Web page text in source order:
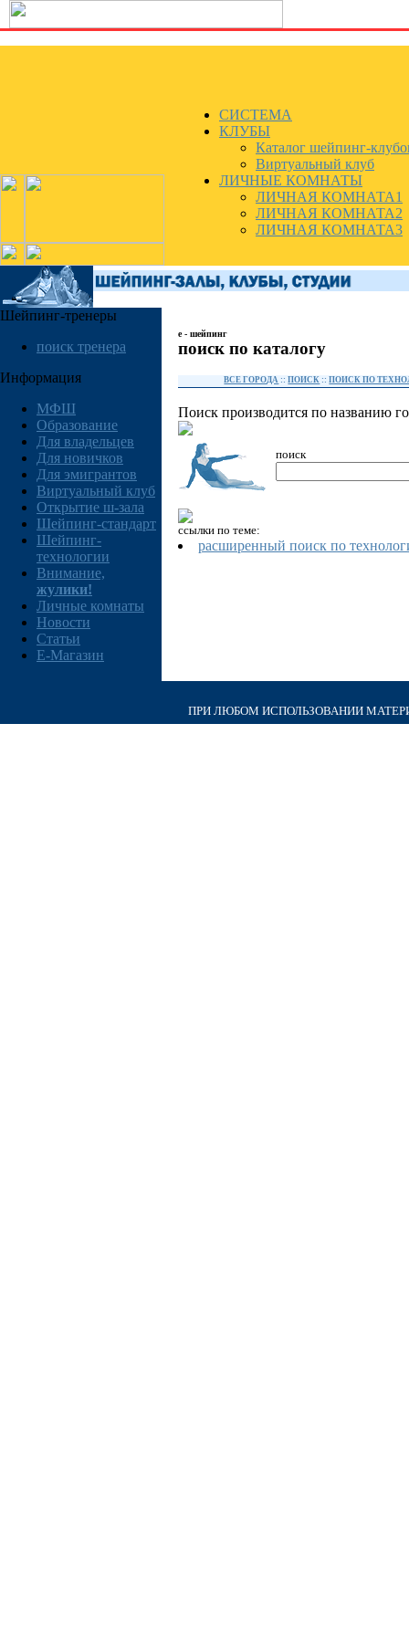
СИСТЕМА
КЛУБЫ
Каталог шейпинг-
Виртуальный клуб
ЛИЧНЫЕ КОМНАТЫ
ЛИЧНАЯ КОМНАТА1
ЛИЧНАЯ КОМНАТА2
ЛИЧНАЯ КОМНАТА3
Шейпинг-тренеры
поиск тренера
Информация
МФШ
Образование
Для владельцев
Для новичков
Для эмигрантов
Виртуальный клуб
Открытие ш-зала
Шейпинг-стандарт
Шейпинг-
технологии
Внимание,
жулики!
Личные комнаты
Новости
Статьи
E-Магазин
e - шейпинг
поиск по каталогу
ВСЕ ГОРОДА ::ПОИСК ::ПОИСК ПО
Поиск производится по названию
поиск
ссылки по теме:
расширенный поиск по
ПРИ ЛЮБОМ ИСПОЛЬЗОВАНИИ